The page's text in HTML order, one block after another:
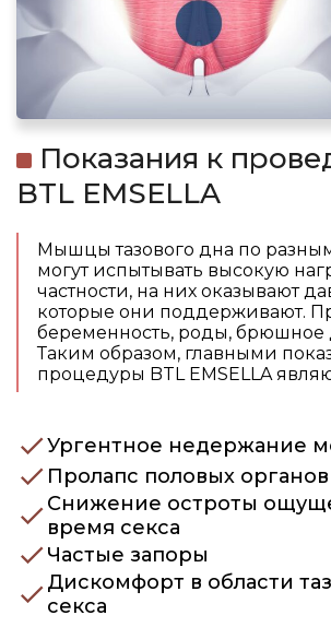
Показания к
BTL EMSELLA
Мышцы тазового дна по
могут испытывать высокую
частности, на них оказывают
которые они поддерживают.
беременность, роды, брюшное
Таким образом, главными
процедуры BTL EMSELLA
Ургентное недержание
Пролапс половых органов
Снижение остроты
время секса
Частые запоры
Дискомфорт в области
секса